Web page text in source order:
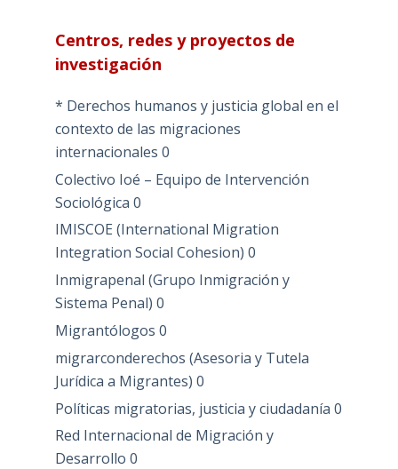
Centros, redes y proyectos de
investigación
* Derechos humanos y justicia global en el
contexto de las migraciones
internacionales 0
Colectivo Ioé – Equipo de Intervención
Sociológica 0
IMISCOE (International Migration
Integration Social Cohesion) 0
Inmigrapenal (Grupo Inmigración y
Sistema Penal) 0
Migrantólogos 0
migrarconderechos (Asesoria y Tutela
Jurídica a Migrantes) 0
Políticas migratorias, justicia y ciudadanía 0
Red Internacional de Migración y
Desarrollo 0